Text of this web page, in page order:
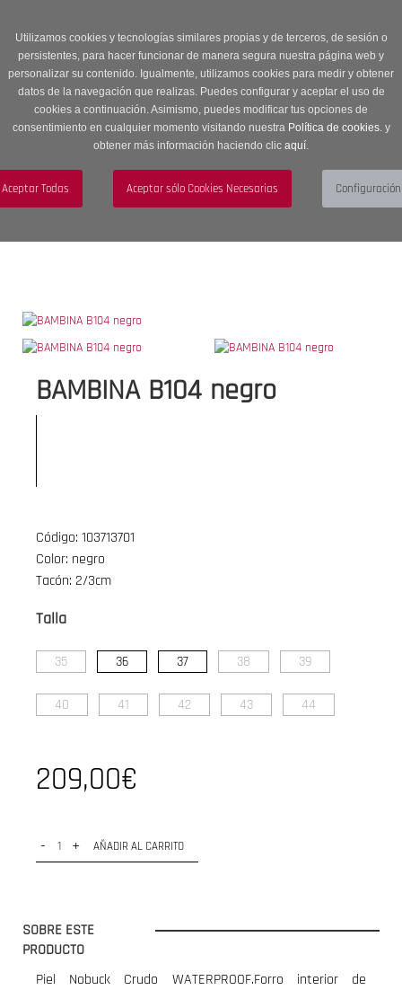
Utilizamos cookies y tecnologías similares propias y de terceros, de sesión o
persistentes, para hacer funcionar de manera segura nuestra página web y
personalizar su contenido. Igualmente, utilizamos cookies para medir y obtener
datos de la navegación que realizas. Puedes configurar y aceptar el uso de
cookies a continuación. Asimismo, puedes modificar tus opciones de
consentimiento en cualquier momento visitando nuestra Política de cookies.y
obtener más información haciendo clic aquí.
descuento en Sección OUTLET con código OUTLET20
navigation
Menú
BAMBINA B104 negro
Código: 103713701
Color: negro
Tacón: 2/3cm
Talla
35 36 37 38 39
40 41 42 43 44
209,00€
- + AÑADIR AL CARRITO
SOBRE ESTE
PRODUCTO
Piel Nobuck Crudo WATERPROOF.Forro interior de